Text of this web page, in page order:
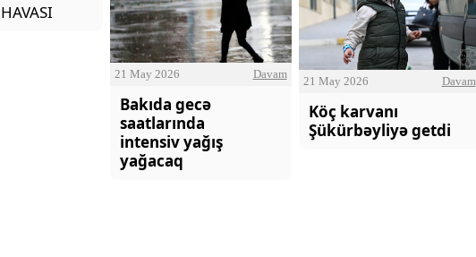
21 May 2026 Davam
Bakıda gecə
saatlarında
intensiv yağış
yağacaq
21 May 2026 Davam
Köç karvanı
Şükürbəyliyə getdi
"Neftçi" klubunun şikayəti rədd edildi